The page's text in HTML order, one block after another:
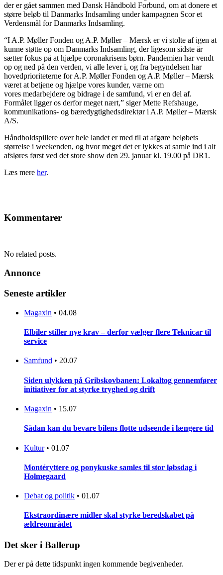
der er gået sammen med Dansk Håndbold Forbund, om at donere et
større beløb til Danmarks Indsamling under kampagnen Scor et
Verdensmål for Danmarks Indsamling.
“I A.P. Møller Fonden og A.P. Møller – Mærsk er vi stolte af igen at
kunne støtte op om Danmarks Indsamling, der ligesom sidste år
sætter fokus på at hjælpe coronakrisens børn. Pandemien har vendt
op og ned på den verden, vi alle lever i, og fra begyndelsen har
hovedprioriteterne for A.P. Møller Fonden og A.P. Møller – Mærsk
været at betjene og hjælpe vores kunder, værne om
vores medarbejdere og bidrage i de samfund, vi er en del af.
Formålet ligger os derfor meget nært,” siger Mette Refshauge,
kommunikations- og bæredygtighedsdirektør i A.P. Møller – Mærsk
A/S.
Håndboldspillere over hele landet er med til at afgøre beløbets
størrelse i weekenden, og hvor meget det er lykkes at samle ind i alt
afsløres først ved det store show den 29. januar kl. 19.00 på DR1.
Læs mere her.
Kommentarer
No related posts.
Annonce
Seneste artikler
Magaxin • 04.08
Elbiler stiller nye krav – derfor vælger flere Teknicar til
service
Samfund • 20.07
Siden ulykken på Gribskovbanen: Lokaltog gennemfører
initiativer for at styrke tryghed og drift
Magaxin • 15.07
Sådan kan du bevare bilens flotte udseende i længere tid
Kultur • 01.07
Montéryttere og ponykuske samles til stor løbsdag i
Holmegaard
Debat og politik • 01.07
Ekstraordinære midler skal styrke beredskabet på
ældreområdet
Det sker i Ballerup
Der er på dette tidspunkt ingen kommende begivenheder.